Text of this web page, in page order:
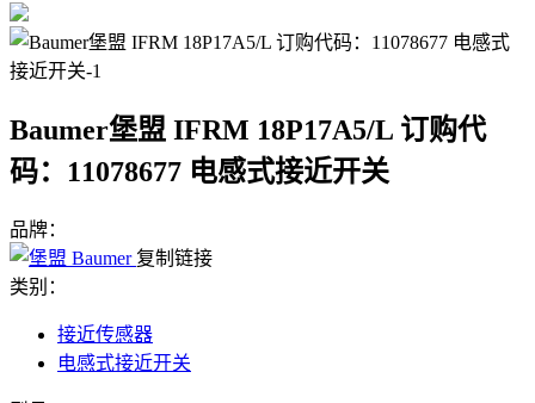
Baumer堡盟 IFRM 18P17A5/L 订购代
码：11078677 电感式接近开关
品牌：
复制链接
类别：
接近传感器
电感式接近开关